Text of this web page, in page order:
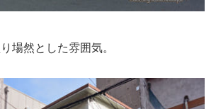
場然とした雰囲気。